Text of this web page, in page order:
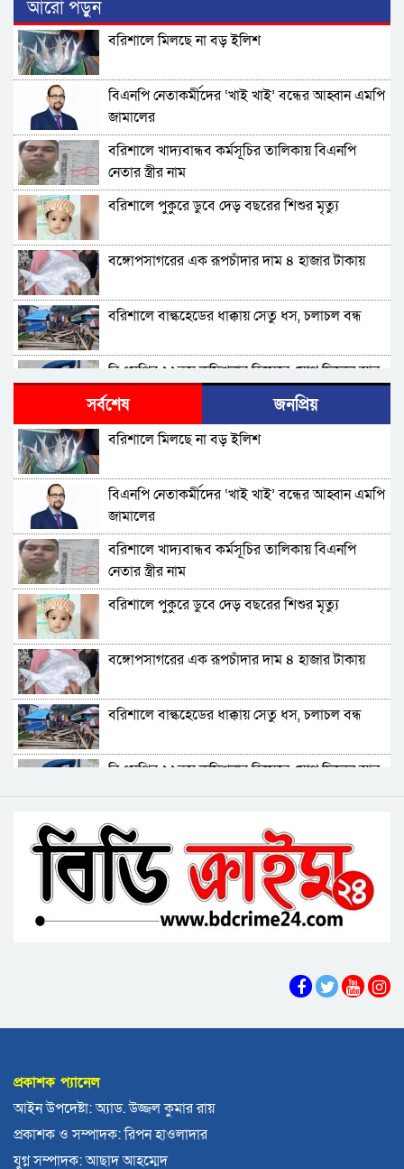
আরো পড়ুন
বরিশালে মিলছে না বড় ইলিশ
বিএনপি নেতাকর্মীদের ‘খাই খাই’ বন্ধের আহ্বান এমপি
জামালের
বরিশালে খাদ্যবান্ধব কর্মসূচির তালিকায় বিএনপি
নেতার স্ত্রীর নাম
বরিশালে পুকুরে ডুবে দেড় বছরের শিশুর মৃত্যু
বঙ্গোপসাগরের এক রূপচাঁদার দাম ৪ হাজার টাকায়
বরিশালে বাল্কহেডের ধাক্কায় সেতু ধস, চলাচল বন্ধ
বিএমপির ২২তম কমিশনার হিসেবে যোগ দিলেন আবু
রায়হান মুহম্মদ সালেহ
বরিশাল থেকে যেন কোনো রোগীকে ঢাকায় যেতে না
হয়: ড. জিয়াউদ্দিন
পটুয়াখালীতে কুকুরকে পিটিয়ে হত্যা, আসামীকে ২০
হাজার টাকা জরিমানা
ফ্যাসিবাদ গোষ্ঠীর কারণেই ব্যাংকে টাকা নেই: গণপূর্ত
প্রতিমন্ত্রী
ভোলায় পঞ্চম শ্রেণির ছাত্রীকে সংঘবদ্ধ ধর্ষণের
অভিযোগ, গ্রেপ্তার ৩
বরিশালে রাস্তার পাশ থেকে ৯ বস্তা সরকারি কম্বল
উদ্ধার
লোডশেডিংয়ে বিপর্যস্ত কুয়াকাটা, মুখ থুবড়ে পড়ছে
পর্যটন ব্যবসা
বরগুনায় মৃত ভেবে মিলাদ, ১৭ বছর পর বাড়ি ফিরলেন
সর্বশেষ জনপ্রিয়
বরিশালে মিলছে না বড় ইলিশ
বিএনপি নেতাকর্মীদের ‘খাই খাই’ বন্ধের আহ্বান এমপি
জামালের
বরিশালে খাদ্যবান্ধব কর্মসূচির তালিকায় বিএনপি
নেতার স্ত্রীর নাম
বরিশালে পুকুরে ডুবে দেড় বছরের শিশুর মৃত্যু
বঙ্গোপসাগরের এক রূপচাঁদার দাম ৪ হাজার টাকায়
বরিশালে বাল্কহেডের ধাক্কায় সেতু ধস, চলাচল বন্ধ
বিএমপির ২২তম কমিশনার হিসেবে যোগ দিলেন আবু
বরিশাল থেকে যেন কোনো রোগীকে ঢাকায় যেতে না
হয়: ড. জিয়াউদ্দিন
পটুয়াখালীতে কুকুরকে পিটিয়ে হত্যা, আসামীকে ২০
হাজার টাকা জরিমানা
ভোলায় পঞ্চম শ্রেণির ছাত্রীকে সংঘবদ্ধ ধর্ষণের
লোডশেডিংয়ে বিপর্যস্ত কুয়াকাটা, মুখ থুবড়ে পড়ছে
পর্যটন ব্যবসা
বরগুনায় মৃত ভেবে মিলাদ, ১৭ বছর পর বাড়ি ফিরলেন
প্রকাশক প্যানেল
আইন উপদেষ্টা: অ্যাড. উজ্জল কুমার রায়
প্রকাশক ও সম্পাদক: রিপন হাওলাদার
যুগ্ন সম্পাদক: আছাদ আহম্মেদ